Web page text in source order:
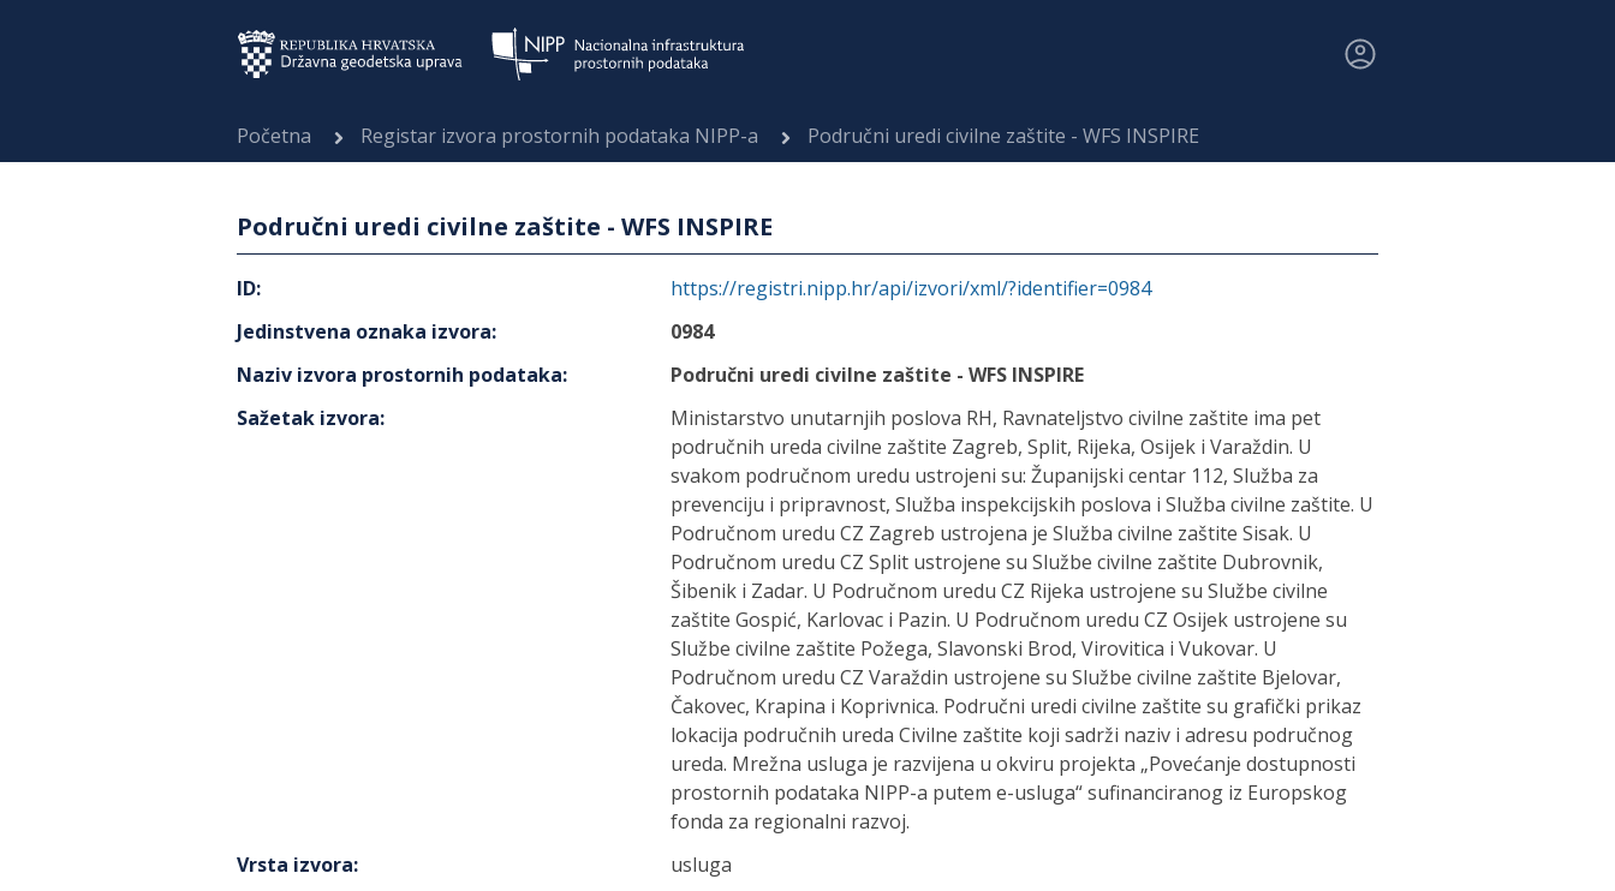
Početna Registar izvora prostornih podataka NIPP-a Područni uredi civilne zaštite - WFS INSPIRE
Područni uredi civilne zaštite - WFS INSPIRE
ID:
https://registri.nipp.hr/api/izvori/xml/?identifier=0984
Jedinstvena oznaka izvora:
0984
Naziv izvora prostornih podataka:
Područni uredi civilne zaštite - WFS INSPIRE
Sažetak izvora:
Ministarstvo unutarnjih poslova RH, Ravnateljstvo civilne zaštite ima pet
područnih ureda civilne zaštite Zagreb, Split, Rijeka, Osijek i Varaždin. U
svakom područnom uredu ustrojeni su: Županijski centar 112, Služba za
prevenciju i pripravnost, Služba inspekcijskih poslova i Služba civilne zaštite. U
Područnom uredu CZ Zagreb ustrojena je Služba civilne zaštite Sisak. U
Područnom uredu CZ Split ustrojene su Službe civilne zaštite Dubrovnik,
Šibenik i Zadar. U Područnom uredu CZ Rijeka ustrojene su Službe civilne
zaštite Gospić, Karlovac i Pazin. U Područnom uredu CZ Osijek ustrojene su
Službe civilne zaštite Požega, Slavonski Brod, Virovitica i Vukovar. U
Područnom uredu CZ Varaždin ustrojene su Službe civilne zaštite Bjelovar,
Čakovec, Krapina i Koprivnica. Područni uredi civilne zaštite su grafički prikaz
lokacija područnih ureda Civilne zaštite koji sadrži naziv i adresu područnog
ureda. Mrežna usluga je razvijena u okviru projekta „Povećanje dostupnosti
prostornih podataka NIPP-a putem e-usluga“ sufinanciranog iz Europskog
fonda za regionalni razvoj.
Vrsta izvora:
usluga